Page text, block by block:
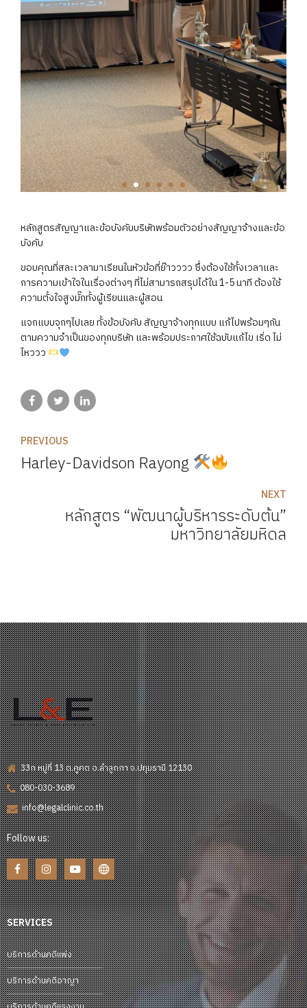
หลักสูตรสัญญาและข้อบังคับบริษัทพร้อมตัวอย่างสัญญาจ้างและข้อ
บังคับ
ขอบคุณที่สละเวลามาเรียนในหัวข้อที่ย๊าวววว ซึ่งต้องใช้ทั้งเวลาและ
การความเข้าใจในเรื่องต่างๆ ที่ไม่สามารถสรุปได้ใน 1-5 นาที ต้องใช้
ความตั้งใจสูงมั๊กทั้งผู้เรียนและผู้สอน
แจกแบบจุกๆไปเลย ทั้งข้อบังคับ สัญญาจ้างทุกแบบ แก้ไปพร้อมๆกัน
ตามความจำเป็นของทุกบริษัท และพร้อมประกาศใช้ฉบับแก้ไข เริ่ด ไม่
ไหววว
PREVIOUS
Harley-Davidson Rayong
NEXT
หลักสูตร “พัฒนาผู้บริหารระดับต้น”
มหาวิทยาลัยมหิดล
33ก หมู่ที่ 13 ต.คูคต อ.ลำลูกกา จ.ปทุมธานี 12130
080-030-3689
info@legalclinic.co.th
Follow us:
SERVICES
บริการด้านคดีแพ่ง
บริการด้านคดีอาญา